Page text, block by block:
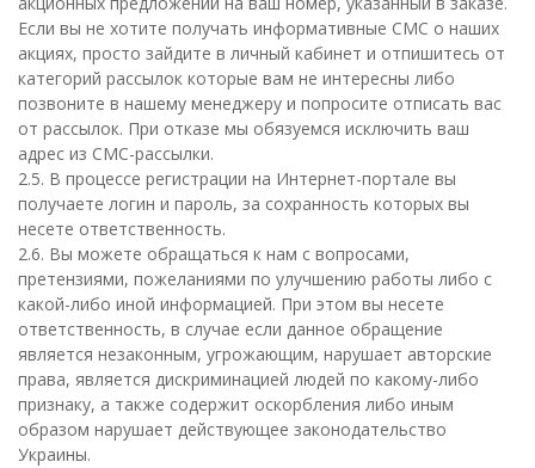
Если вы не хотите получать информативные СМС о наших
акциях, просто зайдите в личный кабинет и отпишитесь от
категорий рассылок которые вам не интересны либо
позвоните в нашему менеджеру и попросите отписать вас
от рассылок. При отказе мы обязуемся исключить ваш
адрес из СМС-рассылки.
2.5. В процессе регистрации на Интернет-портале вы
получаете логин и пароль, за сохранность которых вы
несете ответственность.
2.6. Вы можете обращаться к нам с вопросами,
претензиями, пожеланиями по улучшению работы либо с
какой-либо иной информацией. При этом вы несете
ответственность, в случае если данное обращение
является незаконным, угрожающим, нарушает авторские
права, является дискриминацией людей по какому-либо
признаку, а также содержит оскорбления либо иным
образом нарушает действующее законодательство
Украины.